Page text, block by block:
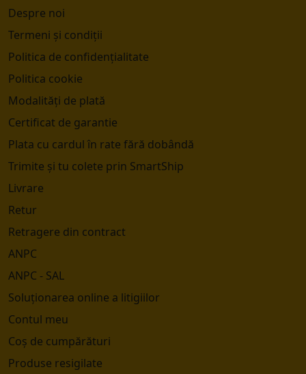
Despre noi
Termeni și condiții
Politica de confidențialitate
Politica cookie
Modalități de plată
Certificat de garantie
Plata cu cardul în rate fără dobândă
Trimite și tu colete prin SmartShip
Livrare
Retur
Retragere din contract
ANPC
ANPC - SAL
Soluționarea online a litigiilor
Contul meu
Coș de cumpărături
Produse resigilate